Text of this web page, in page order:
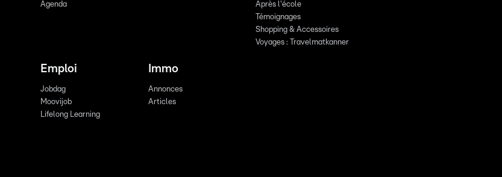
Agenda
Après l'école
Témoignages
Shopping & Accessoires
Voyages : Travelmatkanner
Emploi
Jobdag
Moovijob
Lifelong Learning
Immo
Annonces
Articles